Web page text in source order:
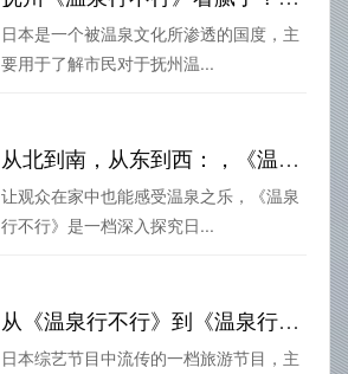
日本是一个被温泉文化所渗透的国度，主
要用于了解市民对于抚州温...
从北到南，从东到西：，《温泉行不行》的资源在哪国内外探寻温泉热点
让观众在家中也能感受温泉之乐，《温泉
行不行》是一档深入探究日...
从《温泉行不行》到《温泉行不行2》，看日本温泉的完美进化
日本综艺节目中流传的一档旅游节目，主